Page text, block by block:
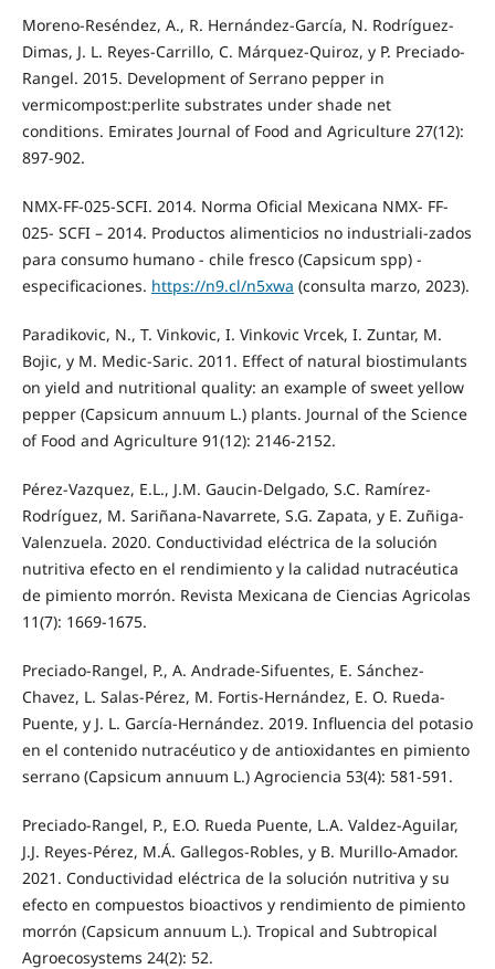
Moreno-Reséndez, A., R. Hernández-García, N. Rodríguez-
Dimas, J. L. Reyes-Carrillo, C. Márquez-Quiroz, y P. Preciado-
Rangel. 2015. Development of Serrano pepper in
vermicompost:perlite substrates under shade net
conditions. Emirates Journal of Food and Agriculture 27(12):
897-902.
NMX-FF-025-SCFI. 2014. Norma Oficial Mexicana NMX- FF-
025- SCFI – 2014. Productos alimenticios no industriali-zados
para consumo humano - chile fresco (Capsicum spp) -
especificaciones. https://n9.cl/n5xwa (consulta marzo, 2023).
Paradikovic, N., T. Vinkovic, I. Vinkovic Vrcek, I. Zuntar, M.
Bojic, y M. Medic-Saric. 2011. Effect of natural biostimulants
on yield and nutritional quality: an example of sweet yellow
pepper (Capsicum annuum L.) plants. Journal of the Science
of Food and Agriculture 91(12): 2146-2152.
Pérez-Vazquez, E.L., J.M. Gaucin-Delgado, S.C. Ramírez-
Rodríguez, M. Sariñana-Navarrete, S.G. Zapata, y E. Zuñiga-
Valenzuela. 2020. Conductividad eléctrica de la solución
nutritiva efecto en el rendimiento y la calidad nutracéutica
de pimiento morrón. Revista Mexicana de Ciencias Agricolas
11(7): 1669-1675.
Preciado-Rangel, P., A. Andrade-Sifuentes, E. Sánchez-
Chavez, L. Salas-Pérez, M. Fortis-Hernández, E. O. Rueda-
Puente, y J. L. García-Hernández. 2019. Influencia del potasio
en el contenido nutracéutico y de antioxidantes en pimiento
serrano (Capsicum annuum L.) Agrociencia 53(4): 581-591.
Preciado-Rangel, P., E.O. Rueda Puente, L.A. Valdez-Aguilar,
J.J. Reyes-Pérez, M.Á. Gallegos-Robles, y B. Murillo-Amador.
2021. Conductividad eléctrica de la solución nutritiva y su
efecto en compuestos bioactivos y rendimiento de pimiento
morrón (Capsicum annuum L.). Tropical and Subtropical
Agroecosystems 24(2): 52.